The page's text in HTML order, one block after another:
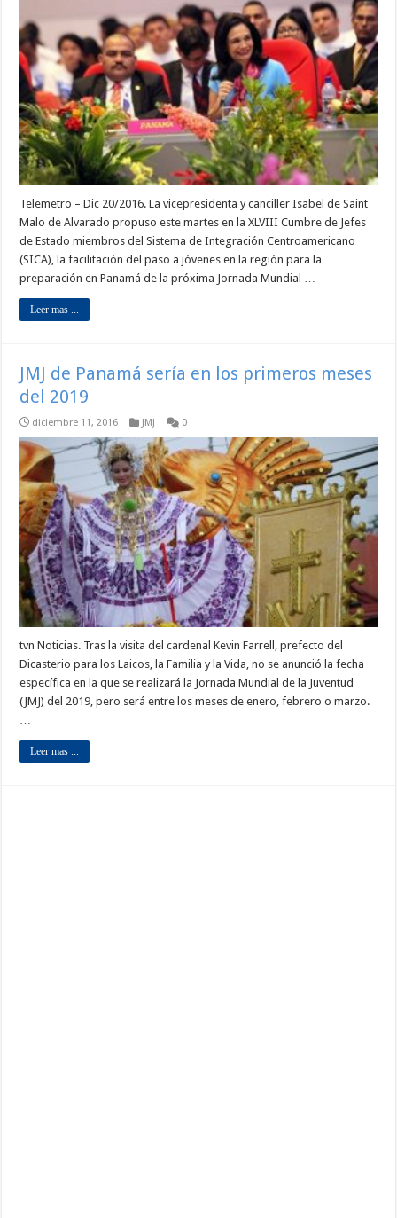
Telemetro – Dic 20/2016. La vicepresidenta y canciller Isabel de Saint
Malo de Alvarado propuso este martes en la XLVIII Cumbre de Jefes
de Estado miembros del Sistema de Integración Centroamericano
(SICA), la facilitación del paso a jóvenes en la región para la
preparación en Panamá de la próxima Jornada Mundial …
Leer mas ...
JMJ de Panamá sería en los primeros meses
del 2019
diciembre 11, 2016 JMJ 0
tvn Noticias. Tras la visita del cardenal Kevin Farrell, prefecto del
Dicasterio para los Laicos, la Familia y la Vida, no se anunció la fecha
específica en la que se realizará la Jornada Mundial de la Juventud
(JMJ) del 2019, pero será entre los meses de enero, febrero o marzo.
…
Leer mas ...